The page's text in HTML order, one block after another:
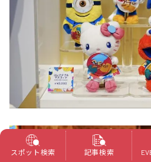
スポット検索 記事検索